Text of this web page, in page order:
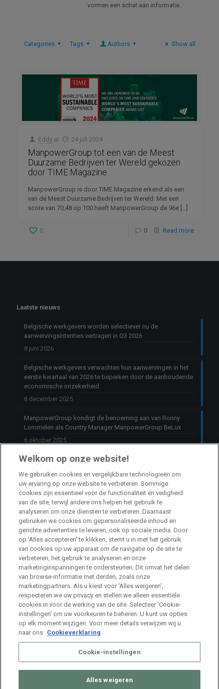
vormen een schat aan informatie.
Categories Tags Authors Show all
Eddy at 24 juli 2024
ManpowerGroup tot een van de Meest
Duurzame Bedrijven ter Wereld gekozen
door TIME Magazine
ManpowerGroup is door TIME Magazine erkend als een
van de Meest Duurzame Bedrijven ter Wereld. Met een
score van 70,48 op 100 heeft ManpowerGroup de 96e […]
0 0 Read more
Laatste nieuws
Belgische werkgevers worden selectiever nu de
aanwervingsintenties vertragen in Q3 2026
8 juni 2026
Belgische werkgevers verwachten hun aanwervingen in het
eerste kwartaal van 2026 te beperken door de aanhoudende
economische onzekerheid.
8 december 2025
ManpowerGroup kondigt de benoeming aan van Ronny
Lommelen als Country Manager ManpowerGroup BeLux
6 oktober 2025
HR Consultant Sint-Niklaas
Sint-Niklaas Full Time
Stage HR Consultant – Machelen
Machelen Internship
Talent Acquisition Specialist Life Sciences
Machelen Full Time
Welkom op onze website!
We gebruiken cookies en vergelijkbare technologieën om
uw ervaring op onze website te verbeteren. Sommige
cookies zijn essentieel voor de functionaliteit en veiligheid
van de site, terwijl andere ons helpen het gebruik te
analyseren om onze diensten te verbeteren. Daarnaast
gebruiken we cookies om gepersonaliseerde inhoud en
gerichte advertenties te leveren, ook op sociale media. Door
op 'Alles accepteren' te klikken, stemt u in met het gebruik
van cookies op uw apparaat om de navigatie op de site te
verbeteren, het gebruik te analyseren en onze
marketinginspanningen te ondersteunen. Dit omvat het delen
van browse-informatie met derden, zoals onze
marketingpartners. Als u kiest voor 'Alles weigeren',
respecteren we uw privacy en stellen we alleen essentiële
cookies in voor de werking van de site. Selecteer 'Cookie-
instellingen' om uw voorkeuren te beheren. U kunt uw opties
op elk moment wijzigen. Voor meer details verwijzen wij u
naar ons Cookieverklaring
Cookie-instellingen
Alles weigeren